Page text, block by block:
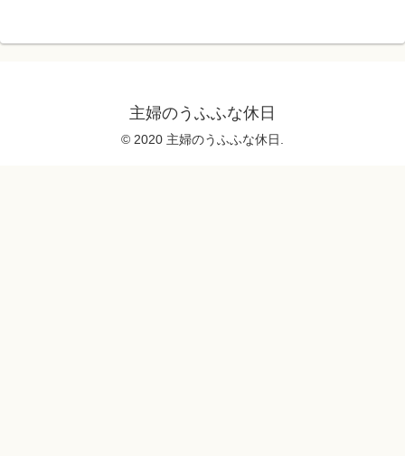
主婦のうふふな休日
© 2020 主婦のうふふな休日.